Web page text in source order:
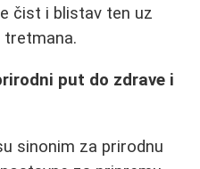
čist i blistav ten uz
tretmana.
put do zdrave i
sinonim za prirodnu